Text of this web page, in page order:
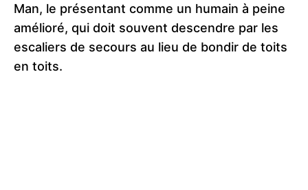
Man, le présentant comme un humain à peine
amélioré, qui doit souvent descendre par les
escaliers de secours au lieu de bondir de toits
en toits​.